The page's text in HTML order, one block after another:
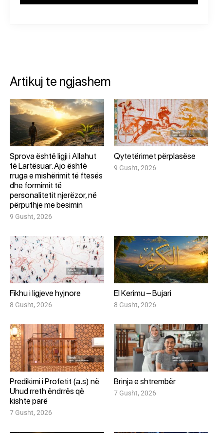
Artikuj te ngjashem
Sprova është ligji i Allahut
të Lartësuar. Ajo është
rruga e mishërimit të ftesës
dhe formimit të
personalitetit njerëzor, në
përputhje me besimin
9 Gusht, 2026
Qytetërimet përplasëse
9 Gusht, 2026
Fikhu i ligjeve hyjnore
8 Gusht, 2026
El Kerimu – Bujari
8 Gusht, 2026
Predikimi i Profetit (a.s) në
Uhud rreth ëndrrës që
kishte parë
7 Gusht, 2026
Brinja e shtrembër
7 Gusht, 2026